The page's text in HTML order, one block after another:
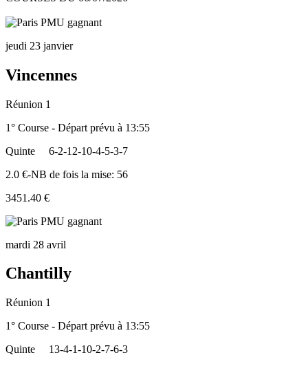
jeudi 23 janvier
Vincennes
Réunion 1
1° Course - Départ prévu à 13:55
Quinte
6-2-12-10-4-5-3-7
2.0 €-NB de fois la mise: 56
3451.40 €
mardi 28 avril
Chantilly
Réunion 1
1° Course - Départ prévu à 13:55
Quinte
13-4-1-10-2-7-6-3